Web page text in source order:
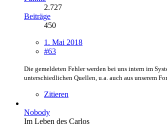
2.727
Beiträge
450
1. Mai 2018
#63
Die gemeldeten Fehler werden bei uns intern im
unterschiedlichen Quellen, u.a. auch aus unserem
Zitieren
Nobody
Im Leben des Carlos